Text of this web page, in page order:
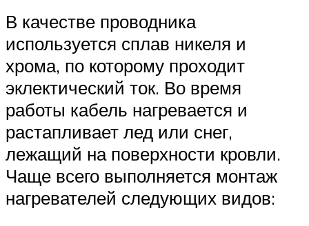
В качестве проводника
используется сплав никеля и
хрома, по которому проходит
эклектический ток. Во время
работы кабель нагревается и
растапливает лед или снег,
лежащий на поверхности кровли.
Чаще всего выполняется монтаж
нагревателей следующих видов: